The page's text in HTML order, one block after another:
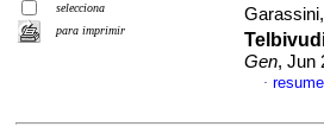
selecciona
para imprimir
Gen, Jun
·